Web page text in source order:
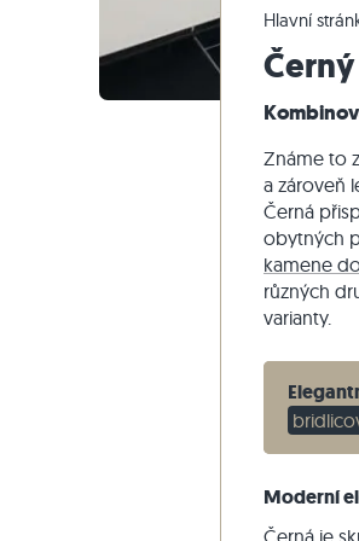
Křemencové dlažby
Mramorové dlažby
Starožitné dlažby
Vápencové venkovní dlažby
Mramorové venkovní dlažby
Křemenné venkovní dlažby
Čedičové venkovní dlažby
Polygonální venkovní dlažby
Reklamace a změna objednávky
Změna a zrušení objednávky
Vzorové odeslání
Panoramatická prohlídka
Zahradní design
Styly bydlení
Hlavní
Známe to
a zároveň
Černá
obytných
kamene
různých
varianty.
Moderní
Černá je